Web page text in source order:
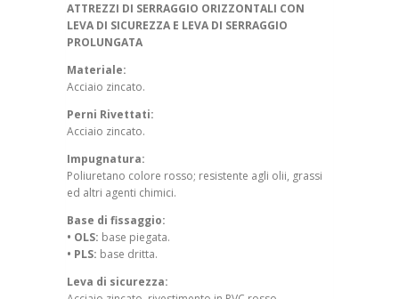
ATTREZZI DI SERRAGGIO ORIZZONTALI CON
LEVA DI SICUREZZA E LEVA DI SERRAGGIO
PROLUNGATA
Materiale:
Acciaio zincato.
Perni Rivettati:
Acciaio zincato.
Impugnatura:
Poliuretano colore rosso; resistente agli olii, grassi
ed altri agenti chimici.
Base di fissaggio:
• OLS: base piegata.
• PLS: base dritta.
Leva di sicurezza: